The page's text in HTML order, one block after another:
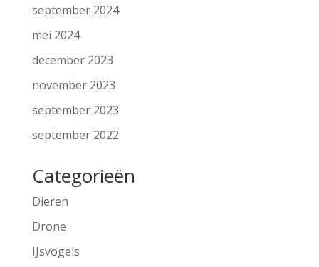
september 2024
mei 2024
december 2023
november 2023
september 2023
september 2022
Categorieën
Dieren
Drone
IJsvogels